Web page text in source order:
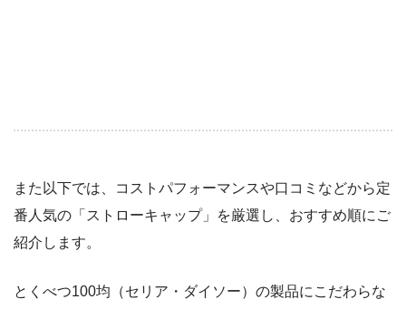
また以下では、コストパフォーマンスや口コミなどから定
番人気の「ストローキャップ」を厳選し、おすすめ順にご
紹介します。
とくべつ100均（セリア・ダイソー）の製品にこだわらな